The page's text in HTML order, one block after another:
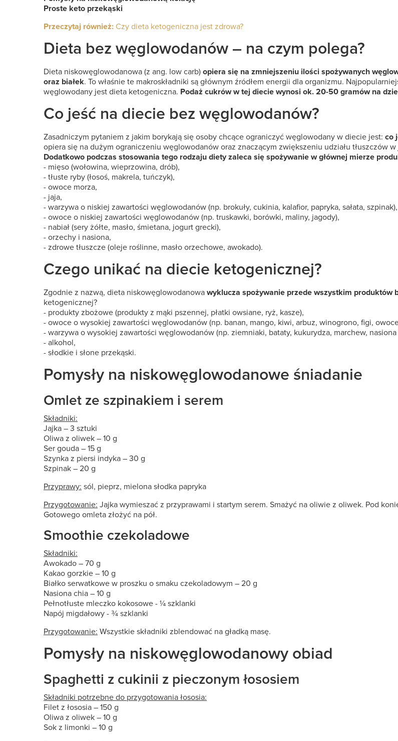
Proste keto przekąski
Przeczytaj również: Czy dieta ketogeniczna jest zdrowa?
Dieta bez węglowodanów – na czym polega?
Dieta niskowęglowodanowa (z ang. low carb) opiera się na zmniejszeniu ilości spożywanych
oraz białek. To właśnie te makroskładniki są głównym źródłem energii dla organizmu.
węglowodany jest dieta ketogeniczna. Podaż cukrów w tej diecie wynosi ok. 20-50 gramów na
Co jeść na diecie bez węglowodanów?
Zasadniczym pytaniem z jakim borykają się osoby chcące ograniczyć węglowodany w diecie jest: co
opiera się na dużym ograniczeniu węglowodanów oraz znaczącym zwiększeniu udziału tłuszczów
Dodatkowo podczas stosowania tego rodzaju diety zaleca się spożywanie w głównej mierze
- mięso (wołowina, wieprzowina, drób),
- tłuste ryby (łosoś, makrela, tuńczyk),
- owoce morza,
- jaja,
- warzywa o niskiej zawartości węglowodanów (np. brokuły, cukinia, kalafior, papryka, sałata, szpinak),
- owoce o niskiej zawartości węglowodanów (np. truskawki, borówki, maliny, jagody),
- nabiał (sery żółte, masło, śmietana, jogurt grecki),
- orzechy i nasiona,
- zdrowe tłuszcze (oleje roślinne, masło orzechowe, awokado).
Czego unikać na diecie ketogenicznej?
Zgodnie z nazwą, dieta niskowęglowodanowa wyklucza spożywanie przede wszystkim produktów
ketogenicznej?
- produkty zbożowe (produkty z mąki pszennej, płatki owsiane, ryż, kasze),
- owoce o wysokiej zawartości węglowodanów (np. banan, mango, kiwi, arbuz, winogrono, figi,
- warzywa o wysokiej zawartości węglowodanów (np. ziemniaki, bataty, kukurydza, marchew,
- alkohol,
- słodkie i słone przekąski.
Pomysły na niskowęglowodanowe śniadanie
Omlet ze szpinakiem i serem
Składniki:
Jajka – 3 sztuki
Oliwa z oliwek – 10 g
Ser gouda – 15 g
Szynka z piersi indyka – 30 g
Szpinak – 20 g
Przyprawy: sól, pieprz, mielona słodka papryka
Przygotowanie: Jajka wymieszać z przyprawami i startym serem. Smażyć na oliwie z oliwek. Pod
Gotowego omleta złożyć na pół.
Smoothie czekoladowe
Składniki:
Awokado – 70 g
Kakao gorzkie – 10 g
Białko serwatkowe w proszku o smaku czekoladowym – 20 g
Nasiona chia – 10 g
Pełnotłuste mleczko kokosowe - ¼ szklanki
Napój migdałowy - ¾ szklanki
Przygotowanie: Wszystkie składniki zblendować na gładką masę.
Pomysły na niskowęglowodanowy obiad
Spaghetti z cukinii z pieczonym łososiem
Składniki potrzebne do przygotowania łososia:
Filet z łososia – 150 g
Oliwa z oliwek – 10 g
Sok z limonki – 10 g